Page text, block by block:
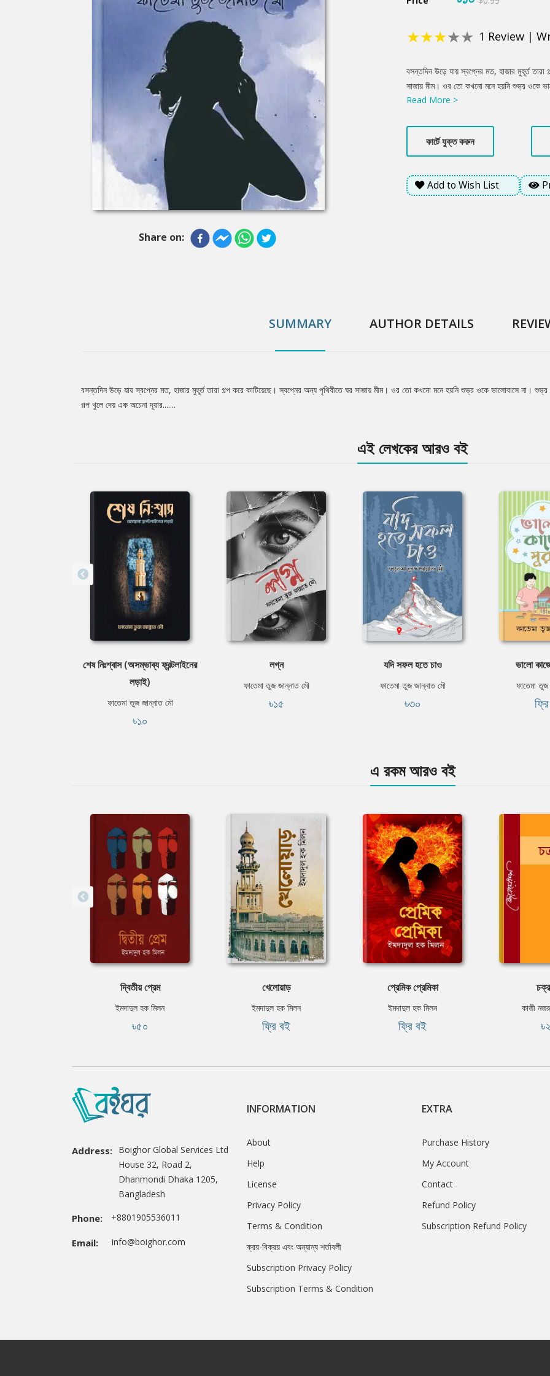
Share on:
★★★★★ 1 Review |
Product
Summery
বসন্তদিন উড়ে যায় স্বপ্নের মত, হাজার মুহূর্ত তারা
সাজায় মীম। ওর তো কখনো মনে হয়নি শুভ্র ওকে
বিয়ে করবে না, এটা কেমন ভালোবাসা? গল্প খুলে দেয়
Read More >
কার্টে যুক্ত করুন
Add to Wish List
SUMMARY AUTHOR DETAILS
Tab
বসন্তদিন উড়ে যায় স্বপ্নের মত, হাজার মুহূর্ত তারা গল্প করে কাটিয়েছে। স্বপ্নের অন্য পৃথিবীতে ঘর সাজায় মীম। ওর তো কখনো মনে হয়নি শুভ্র ওকে ভালোবাসে না।
গল্প খুলে দেয় এক অচেনা দূয়ার.......
এই লেখকের আরও বই
শেষ নিঃশ্বাস (অসম্ভাব্য ফ্রন্টলাইনের
লড়াই)
ফাতেমা তুজ জান্নাত মৌ
৳১০
লগ্ন
ফাতেমা তুজ জান্নাত মৌ
৳১৫
যদি সফল হতে চাও
ফাতেমা তুজ জান্নাত মৌ
৳৩০
ভালো
ফাতেমা
এ রকম আরও বই
দ্বিতীয় প্রেম
ইমদাদুল হক মিলন
৳৫০
খেলোয়াড়
ইমদাদুল হক মিলন
ফ্রি বই
প্রেমিক প্রেমিকা
ইমদাদুল হক মিলন
ফ্রি বই
কাজী
Address: Boighor Global Services Ltd
House 32, Road 2,
Dhanmondi Dhaka 1205,
Bangladesh
Phone: +8801905536011
Email: info@boighor.com
INFORMATION
About
Help
License
Privacy Policy
Terms & Condition
ক্রয়-বিক্রয় এবং অন্যান্য শর্তাবলী
Subscription Privacy Policy
Subscription Terms & Condition
EXTRA
Purchase History
My Account
Contact
Refund Policy
Subscription Refund Policy